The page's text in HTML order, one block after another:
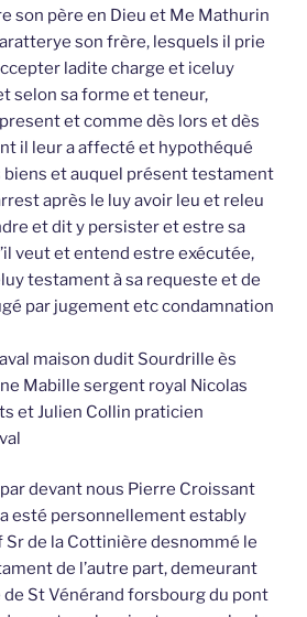
son père en Dieu et Me Mathurin
son frère, lesquels il prie
ladite charge et iceluy
selon sa forme et teneur,
et comme dès lors et dès
il leur a affecté et hypothéqué
biens et auquel présent testament
après le luy avoir leu et releu
et dit y persister et estre sa
veut et entend estre exécutée,
testament à sa requeste et de
par jugement etc condamnation
maison dudit Sourdrille ès
Mabille sergent royal Nicolas
et Julien Collin praticien
devant nous Pierre Croissant
esté personnellement estably
de la Cottinière desnommé le
de l’autre part, demeurant
St Vénérand forsbourg du pont